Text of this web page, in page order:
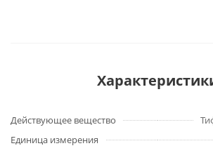
Действующее вещество
Единица измерения